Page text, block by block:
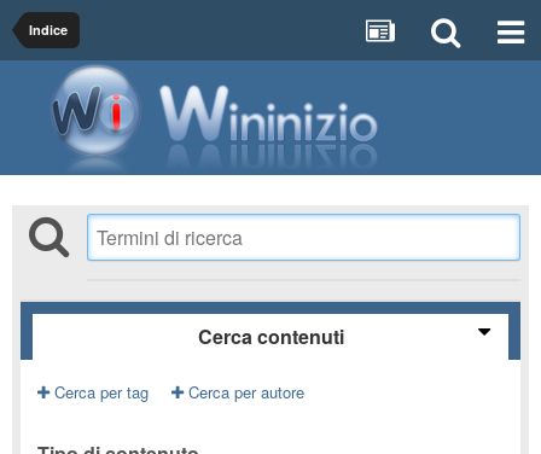
Indice
Cerca contenuti
Cerca per tag Cerca per autore